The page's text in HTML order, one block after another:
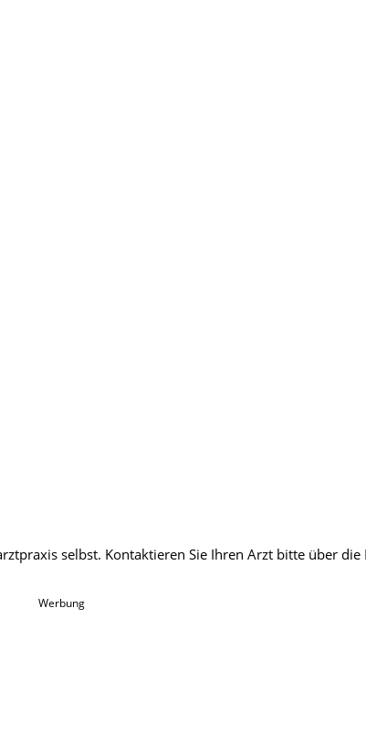
Werbung